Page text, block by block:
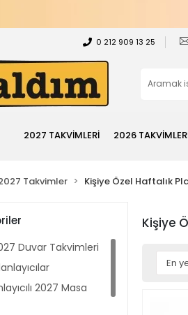
0 212 909 13 25
2027 TAKVİMLERİ 2026
Takvimler Kişiye Özel Haftalık
Duvar Takvimleri
2027 Masa
Kişiye